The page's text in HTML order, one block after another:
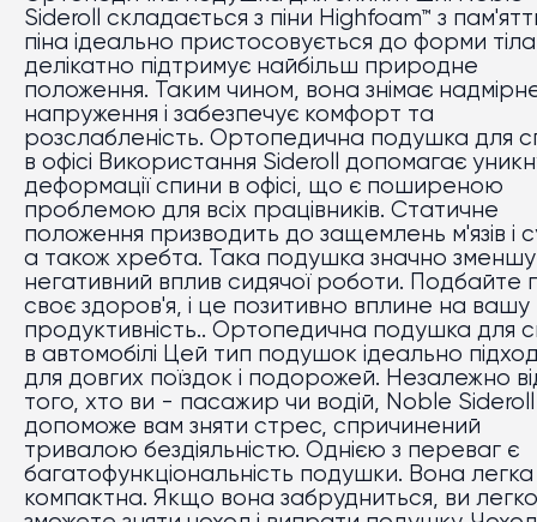
Sideroll складається з піни Highfoam™ з
піна ідеально пристосовується до форми
делікатно підтримує найбільш природне
положення. Таким чином, вона знімає
напруження і забезпечує комфорт та
розслабленість. Ортопедична подушка для
в офісі Використання Sideroll допомагає
деформації спини в офісі, що є поширеною
проблемою для всіх працівників. Статичне
положення призводить до защемлень м'язів і
а також хребта. Така подушка значно
негативний вплив сидячої роботи. Подбайте
своє здоров'я, і це позитивно вплине на вашу
продуктивність.. Ортопедична подушка для
в автомобілі Цей тип подушок ідеально
для довгих поїздок і подорожей. Незалежно
того, хто ви - пасажир чи водій, Noble Sideroll
допоможе вам зняти стрес, спричинений
тривалою бездіяльністю. Однією з переваг є
багатофункціональність подушки. Вона легка
компактна. Якщо вона забрудниться, ви легко